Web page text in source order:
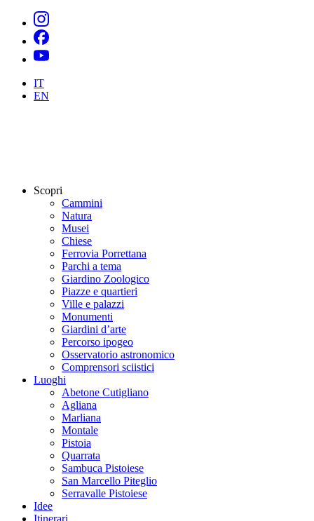
IT
EN
Scopri
Cammini
Natura
Musei
Chiese
Ferrovia Porrettana
Parchi a tema
Giardino Zoologico
Piazze e quartieri
Ville e palazzi
Monumenti
Giardini d’arte
Percorso ipogeo
Osservatorio astronomico
Comprensori sciistici
Luoghi
Abetone Cutigliano
Agliana
Marliana
Montale
Pistoia
Quarrata
Sambuca Pistoiese
San Marcello Piteglio
Serravalle Pistoiese
Idee
Itinerari